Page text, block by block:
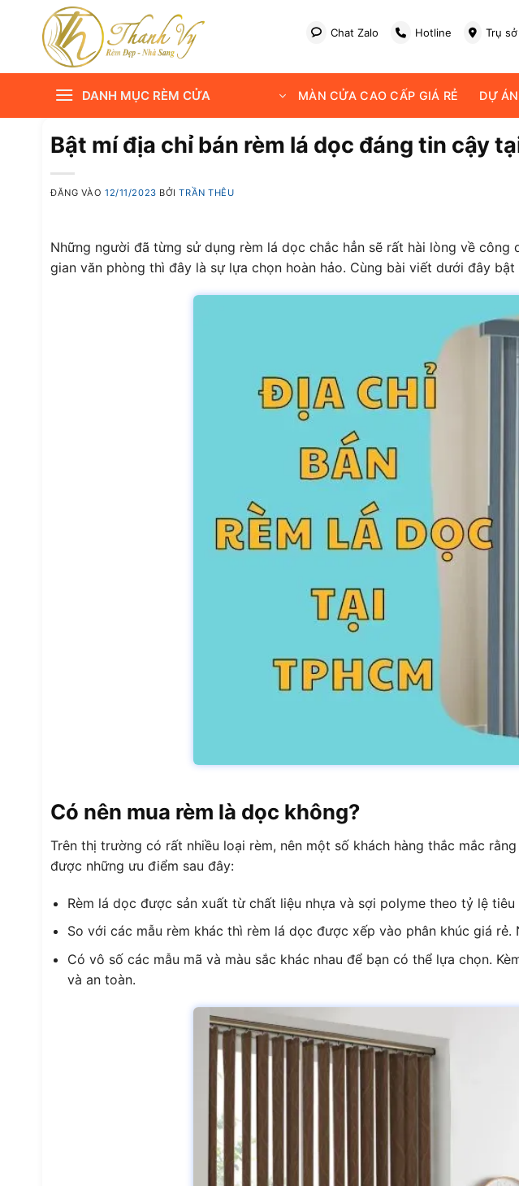
dung
Chat Zalo Hotline Trụ
DANH MỤC RÈM CỬA MÀN CỬA CAO CẤP GIÁ RẺ DỰ ÁN
Bật mí địa chỉ bán rèm lá dọc đáng tin cậy
ĐĂNG VÀO12/11/2023 BỞITRẦN THÊU
Những người đã từng sử dụng rèm lá dọc chắc hẳn sẽ rất hài lòng về
gian văn phòng thì đây là sự lựa chọn hoàn hảo. Cùng bài viết dưới đây
Có nên mua rèm là dọc không?
Trên thị trường có rất nhiều loại rèm, nên một số khách hàng thắc mắc
được những ưu điểm sau đây:
Rèm lá dọc được sản xuất từ chất liệu nhựa và sợi polyme theo tỷ lệ
So với các mẫu rèm khác thì rèm lá dọc được xếp vào phân khúc giá
Có vô số các mẫu mã và màu sắc khác nhau để bạn có thể lựa chọn.
và an toàn.